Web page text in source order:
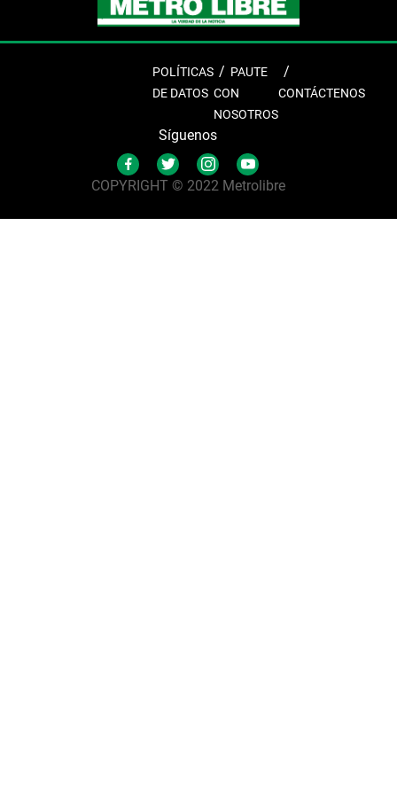
POLÍTICAS
DE DATOS
PAUTE
CON
NOSOTROS
CONTÁCTENOS
Síguenos
COPYRIGHT © 2022 Metrolibre